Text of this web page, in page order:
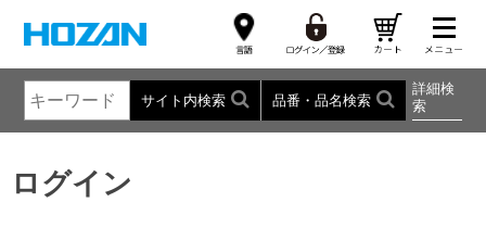
サイト内検索 品番・品名検索
詳細検
索
ログイン